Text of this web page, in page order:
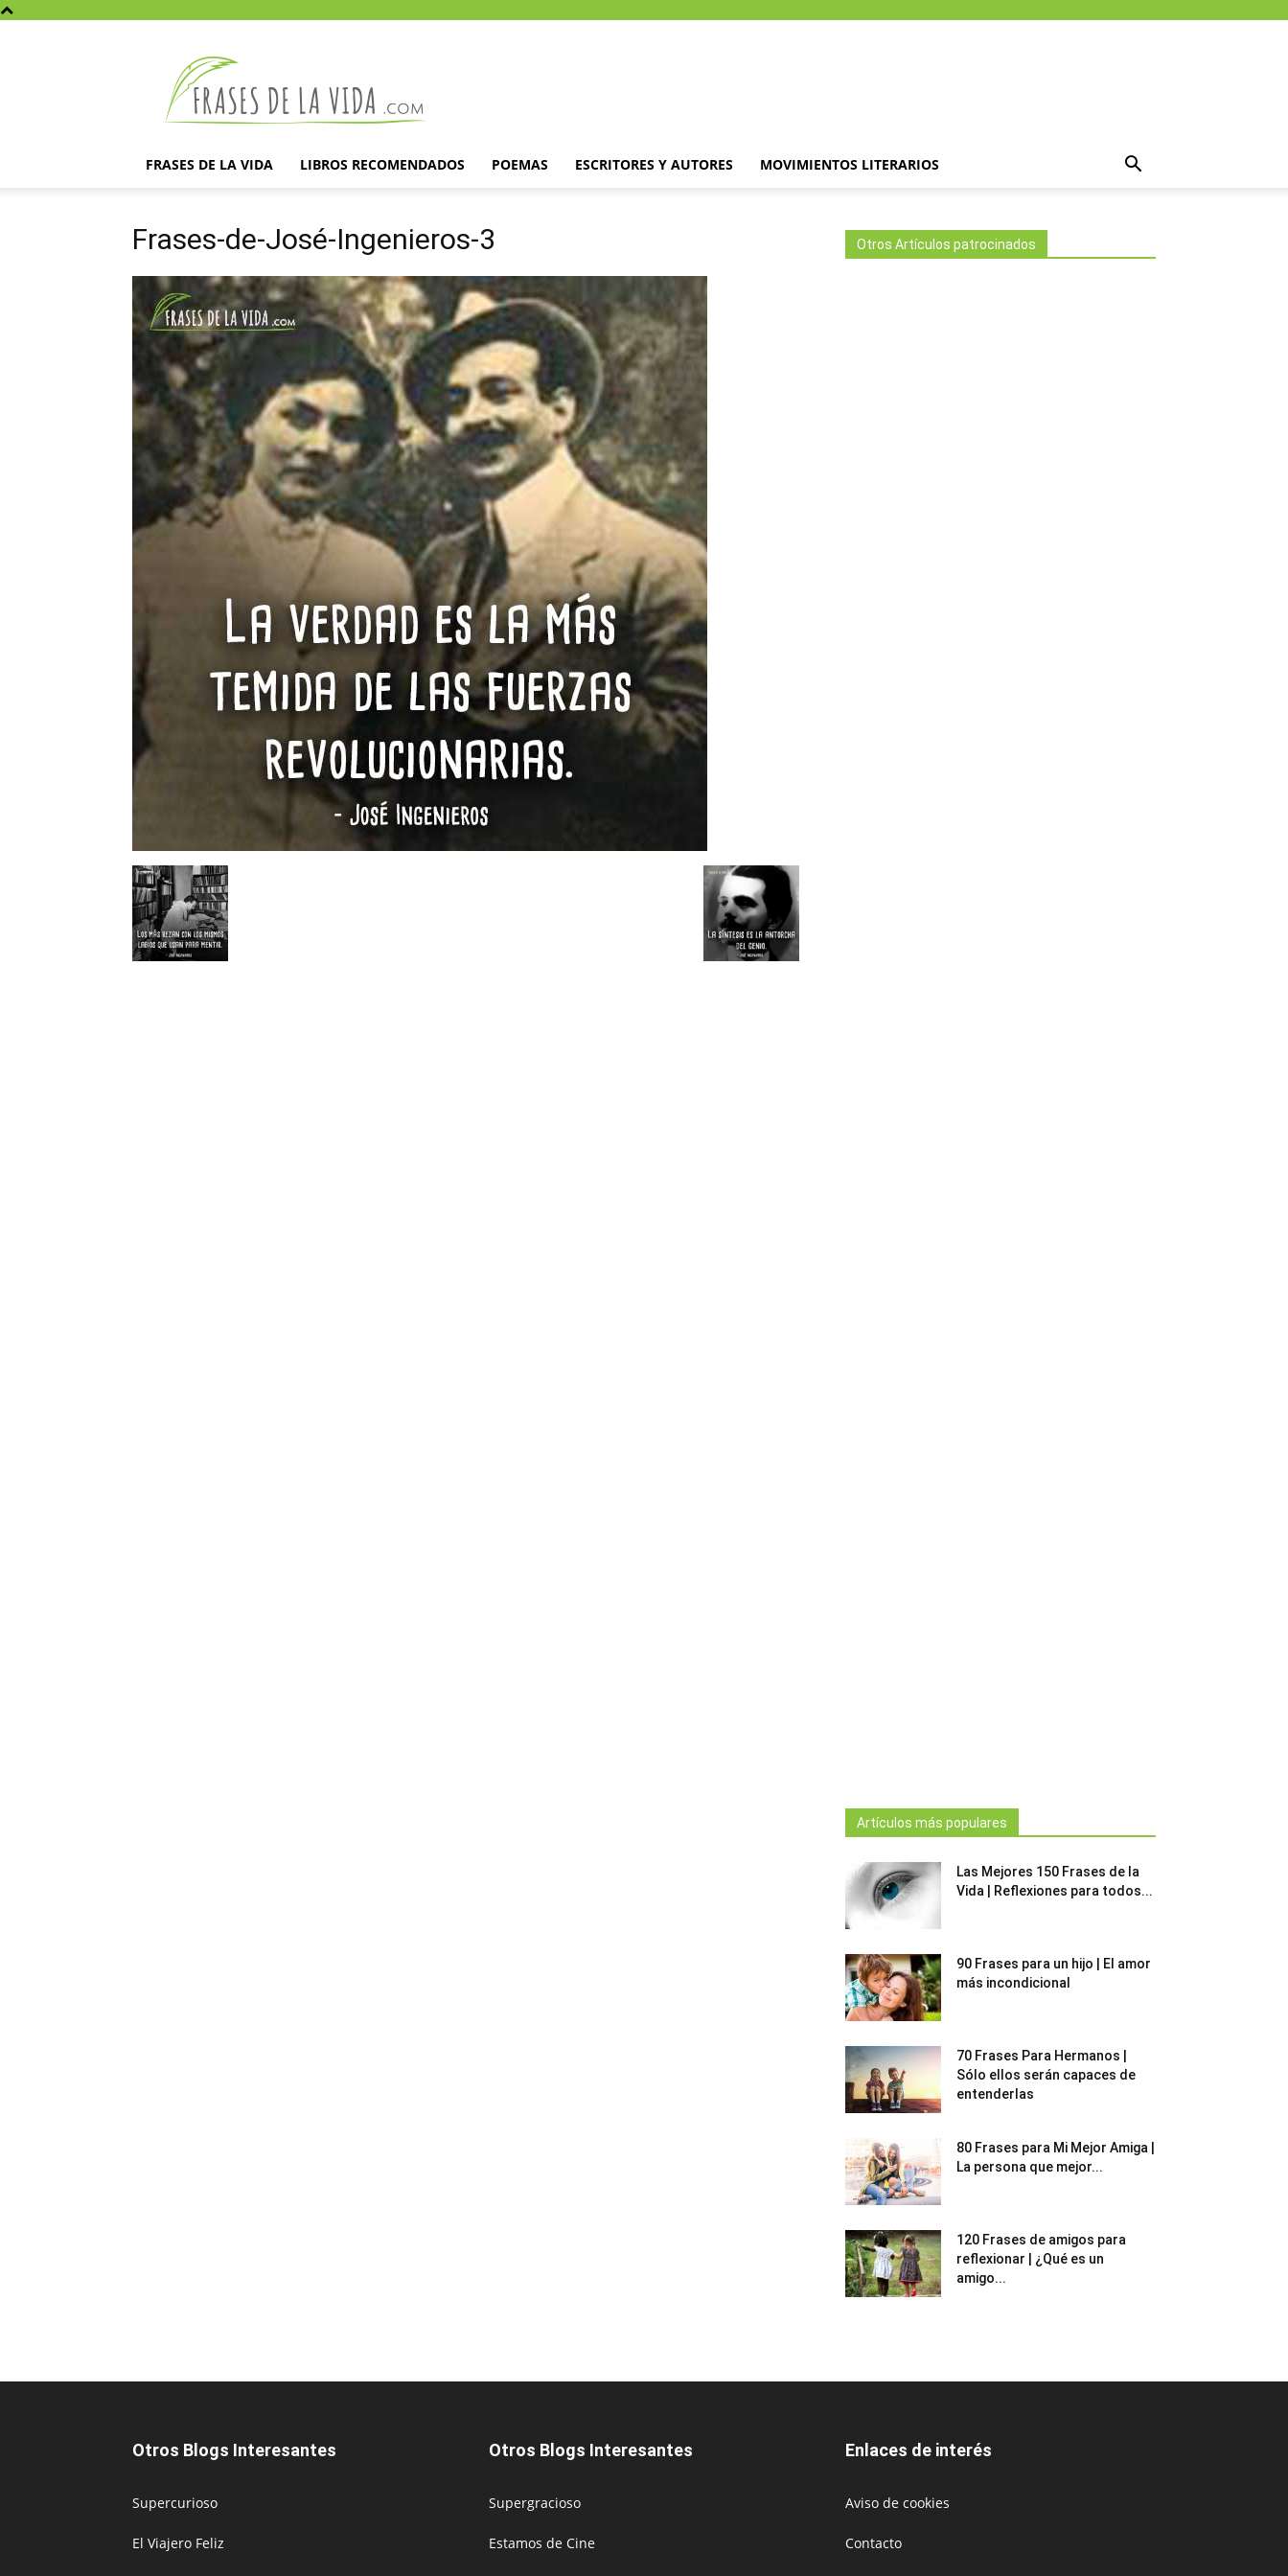
la
vida
FRASES DE LA VIDA LIBROS RECOMENDADOS POEMAS ESCRITORES Y AUTORES MOVIMIENTOS LITERARIOS
Frases-de-José-Ingenieros-3 Otros Artículos patrocinados
Artículos más populares
Las Mejores 150 Frases de la
Vida | Reflexiones para todos...
90 Frases para un hijo | El amor
más incondicional
70 Frases Para Hermanos |
Sólo ellos serán capaces de
entenderlas
80 Frases para Mi Mejor Amiga |
La persona que mejor...
120 Frases de amigos para
reflexionar | ¿Qué es un
amigo...
Otros Blogs Interesantes
Supercurioso
El Viajero Feliz
Otros Blogs Interesantes
Supergracioso
Estamos de Cine
Enlaces de interés
Aviso de cookies
Contacto